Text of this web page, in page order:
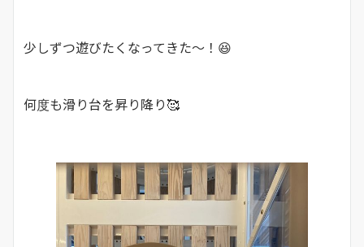
少しずつ遊びたくなってきた～！😆
何度も滑り台を昇り降り🥰